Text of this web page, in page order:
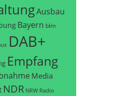
Ausbau
Bayern blm
DAB+
Empfang
Media
NDR NRW Radio